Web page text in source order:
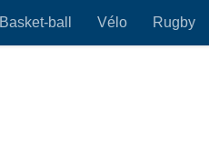
Basket-ball Vélo Rugby